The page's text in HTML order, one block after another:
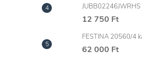
JUBB02246JWRHS
12 750 Ft
FESTINA 20560/4
62 000 Ft